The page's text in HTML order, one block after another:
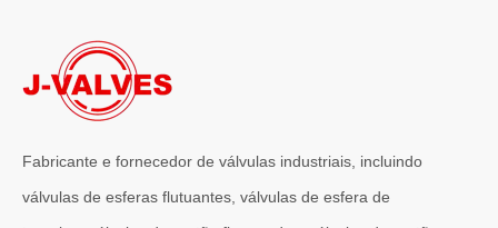
Fabricante e fornecedor de válvulas industriais, incluindo
válvulas de esferas flutuantes, válvulas de esfera de